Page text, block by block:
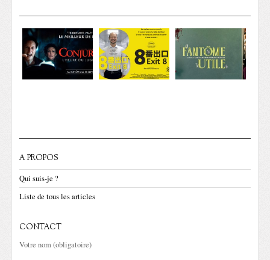
A PROPOS
Qui suis-je ?
Liste de tous les articles
CONTACT
Votre nom (obligatoire)